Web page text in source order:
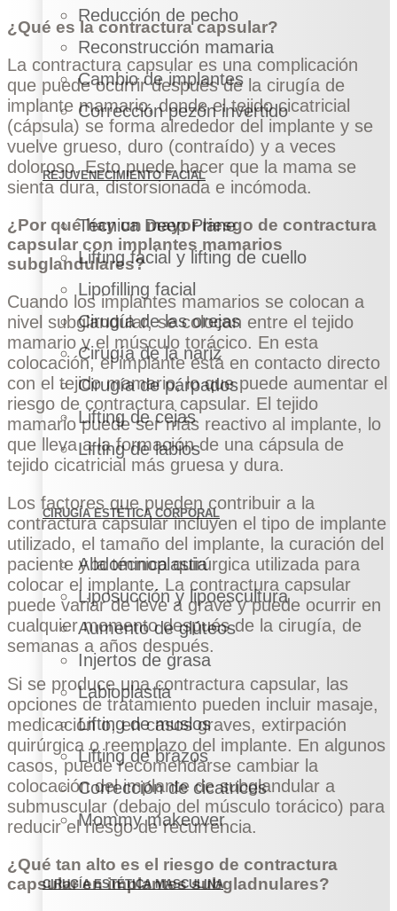
Reducción de pecho
Reconstrucción mamaria
Cambio de implantes
Corrección pezón invertido
REJUVENECIMIENTO FACIAL
Técnica Deep Plane
Lifting facial y lifting de cuello
Lipofilling facial
Cirugía de las orejas
Cirugía de la nariz
Cirugía de párpados
Lifting de cejas
Lifting de labios
CIRUGÍA ESTÉTICA CORPORAL
Abdominoplastia
Liposucción y lipoescultura
Aumento de glúteos
Injertos de grasa
Labioplastia
Lifting de muslos
Lifting de brazos
Corrección de cicatrices
Mommy makeover
CIRUGÍA ESTÉTICA MASCULINA
¿Qué es la contractura capsular?
La contractura capsular es una complicación
que puede ocurrir después de la cirugía de
implante mamario, donde el tejido cicatricial
(cápsula) se forma alrededor del implante y se
vuelve grueso, duro (contraído) y a veces
doloroso. Esto puede hacer que la mama se
sienta dura, distorsionada e incómoda.
¿Por qué hay un mayor riesgo de contractura
capsular con implantes mamarios
subglandulares?
Cuando los implantes mamarios se colocan a
nivel subglandular, se colocan entre el tejido
mamario y el músculo torácico. En esta
colocación, el implante está en contacto directo
con el tejido mamario, lo que puede aumentar el
riesgo de contractura capsular. El tejido
mamario puede ser más reactivo al implante, lo
que lleva a la formación de una cápsula de
tejido cicatricial más gruesa y dura.
Los factores que pueden contribuir a la
contractura capsular incluyen el tipo de implante
utilizado, el tamaño del implante, la curación del
paciente y la técnica quirúrgica utilizada para
colocar el implante. La contractura capsular
puede variar de leve a grave y puede ocurrir en
cualquier momento después de la cirugía, de
semanas a años después.
Si se produce una contractura capsular, las
opciones de tratamiento pueden incluir masaje,
medicación o, en casos graves, extirpación
quirúrgica o reemplazo del implante. En algunos
casos, puede recomendarse cambiar la
colocación del implante de subglandular a
submuscular (debajo del músculo torácico) para
reducir el riesgo de recurrencia.
¿Qué tan alto es el riesgo de contractura
capsular en implantes subgladnulares?